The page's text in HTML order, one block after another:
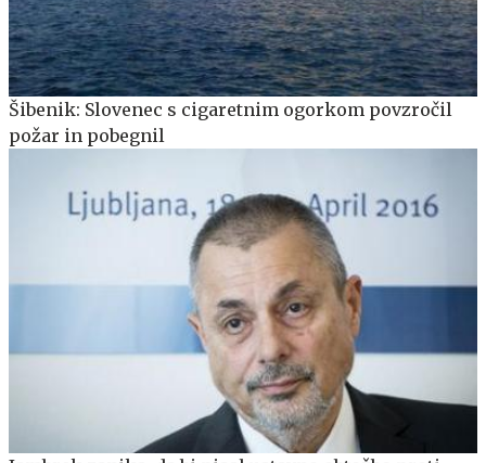
Šibenik: Slovenec s cigaretnim ogorkom povzročil
požar in pobegnil